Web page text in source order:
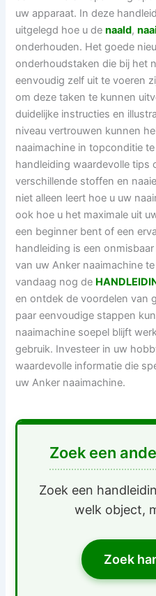
uw apparaat. In deze
uitgelegd hoe u denaald,
onderhouden. Het goede
onderhoudstaken die bij het
eenvoudig zelf uit te voeren
om deze taken te kunnen
duidelijke instructies en
niveau vertrouwen kunnen
naaimachine in topconditie
handleiding waardevolle tips
verschillende stoffen en
niet alleen leert hoe u uw
ook hoe u het maximale uit
een beginner bent of een
handleiding is een
van uw Anker naaimachine
vandaag nog de
en ontdek de voordelen van
paar eenvoudige stappen
naaimachine soepel blijft
gebruik. Investeer in uw
waardevolle informatie die
uw Anker naaimachine.
Zoek een
Zoek een
welk object,
Zoek